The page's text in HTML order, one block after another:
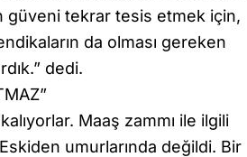
güveni tekrar tesis etmek için,
da olması gereken
dedi.
Maaş zammı ile ilgili
umurlarında değildi. Bir